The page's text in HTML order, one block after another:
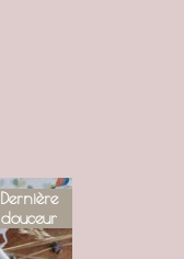
Dernière
douceur